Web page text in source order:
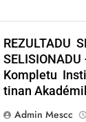
REZULTADU
Kompletu
tinan
Admin Mescc